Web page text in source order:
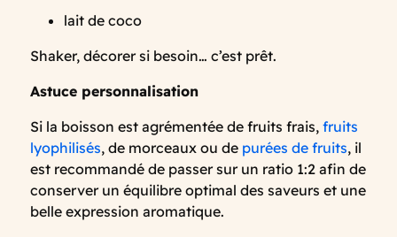
lait de coco
Shaker, décorer si besoin… c’est prêt.
Astuce personnalisation
Si la boisson est agrémentée de fruits frais, fruits
lyophilisés, de morceaux ou de purées de fruits, il
est recommandé de passer sur un ratio 1:2 afin de
conserver un équilibre optimal des saveurs et une
belle expression aromatique.